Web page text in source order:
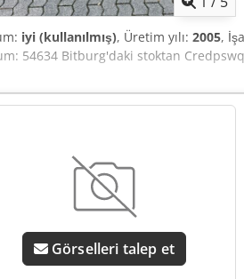
iyi (kullanılmış), Üretim yılı: 2005,
54634 Bitburg'daki stoktan
Görselleri talep et